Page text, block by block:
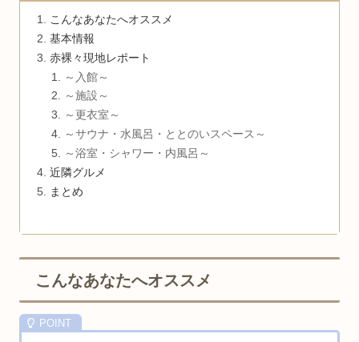
こんなあなたへオススメ
基本情報
赤裸々現地レポート
～入館～
～施設～
～更衣室～
～サウナ・水風呂・ととのいスペース～
～浴室・シャワー・内風呂～
近隣グルメ
まとめ
こんなあなたへオススメ